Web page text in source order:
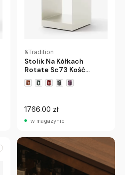
&Tradition
Stolik Na Kółkach
Rotate Sc73 Kość
Słoniowa Andtradition
1766.00 zł
w magazynie